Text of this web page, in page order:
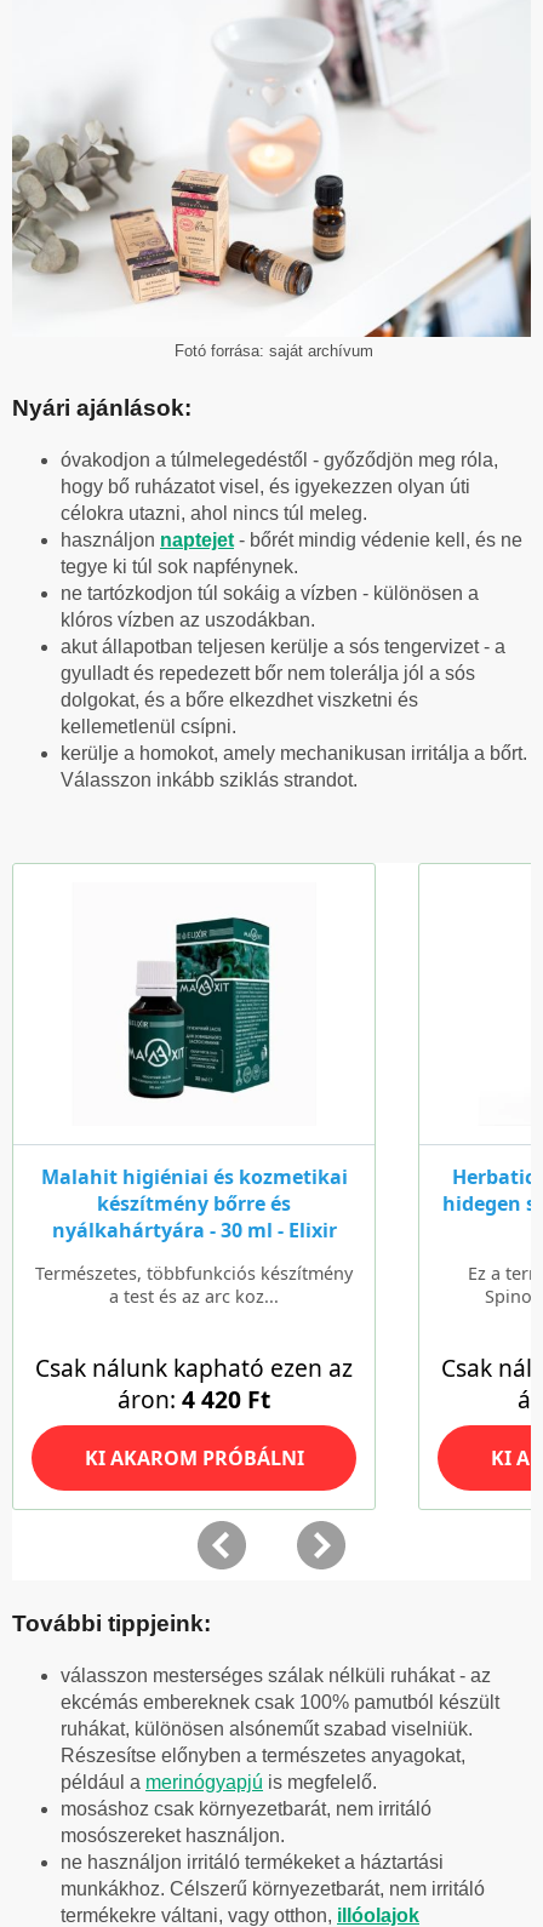
Fotó forrása: saját archívum
Nyári ajánlások:
óvakodjon a túlmelegedéstől - győződjön meg róla,
hogy bő ruházatot visel, és igyekezzen olyan úti
célokra utazni, ahol nincs túl meleg.
használjon naptejet - bőrét mindig védenie kell, és ne
tegye ki túl sok napfénynek.
ne tartózkodjon túl sokáig a vízben - különösen a
klóros vízben az uszodákban.
akut állapotban teljesen kerülje a sós tengervizet - a
gyulladt és repedezett bőr nem tolerálja jól a sós
dolgokat, és a bőre elkezdhet viszketni és
kellemetlenül csípni.
kerülje a homokot, amely mechanikusan irritálja a bőrt.
Válasszon inkább sziklás strandot.
További tippjeink:
válasszon mesterséges szálak nélküli ruhákat - az
ekcémás embereknek csak 100% pamutból készült
ruhákat, különösen alsóneműt szabad viselniük.
Részesítse előnyben a természetes anyagokat,
például a merinógyapjú is megfelelő.
mosáshoz csak környezetbarát, nem irritáló
mosószereket használjon.
ne használjon irritáló termékeket a háztartási
munkákhoz. Célszerű környezetbarát, nem irritáló
termékekre váltani, vagy otthon, illóolajok